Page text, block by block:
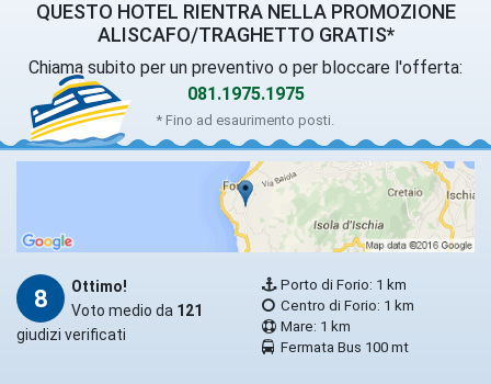
QUESTO HOTEL RIENTRA NELLA PROMOZIONE
ALISCAFO/TRAGHETTO GRATIS*
Chiama subito per un preventivo o per bloccare l'offerta:
081.1975.1975
* Fino ad esaurimento posti.
8
Ottimo!
Voto medio da 121
giudizi verificati
Porto di Forio: 1 km
Centro di Forio: 1 km
Mare: 1 km
Fermata Bus 100 mt